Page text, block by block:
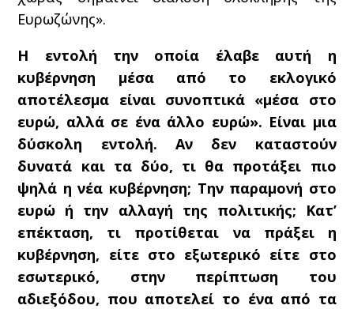
Ευρωζώνης».
Η εντολή την οποία έλαβε αυτή η
κυβέρνηση μέσα από το εκλογικό
αποτέλεσμα είναι συνοπτικά «μέσα στο
ευρώ, αλλά σε ένα άλλο ευρώ». Είναι μια
δύσκολη εντολή. Αν δεν καταστούν
δυνατά και τα δύο, τι θα προτάξει πιο
ψηλά η νέα κυβέρνηση; Την παραμονή στο
ευρώ ή την αλλαγή της πολιτικής; Κατ’
επέκταση, τι προτίθεται να πράξει η
κυβέρνηση, είτε στο εξωτερικό είτε στο
εσωτερικό, στην περίπτωση του
αδιεξόδου, που αποτελεί το ένα από τα